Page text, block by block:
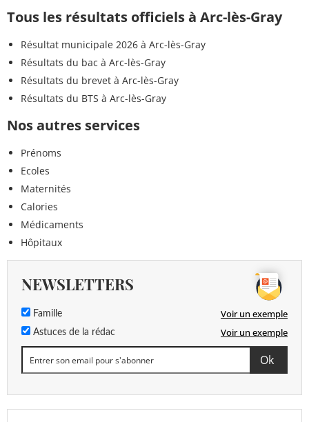
Tous les résultats officiels à Arc-lès-Gray
Résultat municipale 2026 à Arc-lès-Gray
Résultats du bac à Arc-lès-Gray
Résultats du brevet à Arc-lès-Gray
Résultats du BTS à Arc-lès-Gray
Nos autres services
Prénoms
Ecoles
Maternités
Calories
Médicaments
Hôpitaux
NEWSLETTERS
Famille Voir un exemple
Astuces de la rédac Voir un exemple